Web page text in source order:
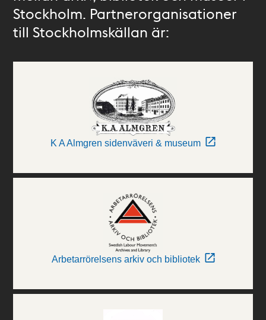
Stockholm. Partnerorganisationer
till Stockholmskällan är:
K A Almgren sidenväveri & museum
Arbetarrörelsens arkiv och bibliotek